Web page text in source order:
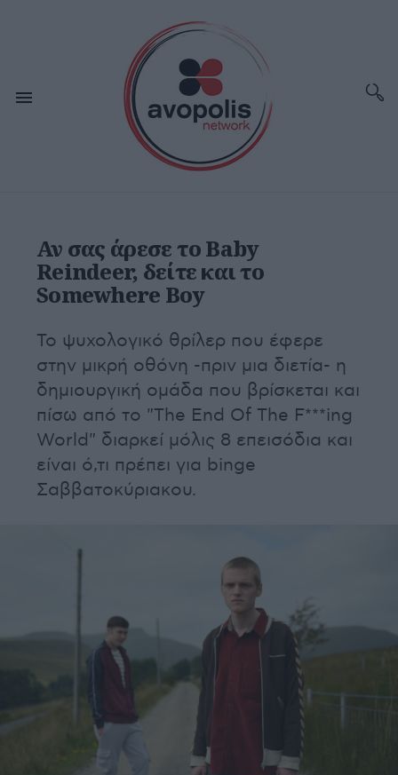
Αν σας άρεσε το Baby
Reindeer, δείτε και το
Somewhere Boy
Το ψυχολογικό θρίλερ που έφερε
στην μικρή οθόνη -πριν μια διετία- η
δημιουργική ομάδα που βρίσκεται και
πίσω από το "The End Of The F***ing
World" διαρκεί μόλις 8 επεισόδια και
είναι ό,τι πρέπει για binge
Σαββατοκύριακου.